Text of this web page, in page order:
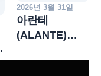
2026년 3월 31일
아란테
(ALANTE)